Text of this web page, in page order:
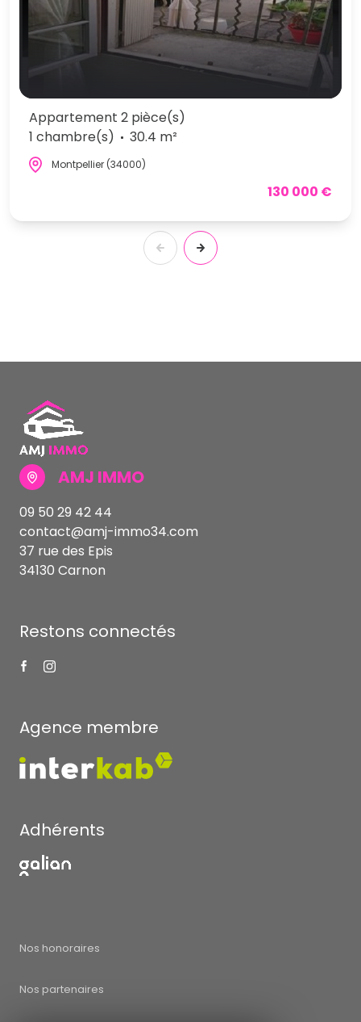
Appartement 2 pièce(s)
1 chambre(s)
30.4 m²
Montpellier (34000)
130 000 €
AMJ IMMO
09 50 29 42 44
contact@amj-immo34.com
37 rue des Epis
34130 Carnon
Restons connectés
Agence membre
Adhérents
Nos honoraires
Nos partenaires